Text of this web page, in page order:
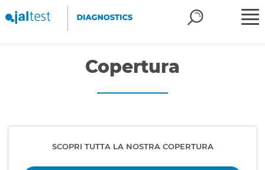
Copertura
SCOPRI TUTTA LA NOSTRA COPERTURA